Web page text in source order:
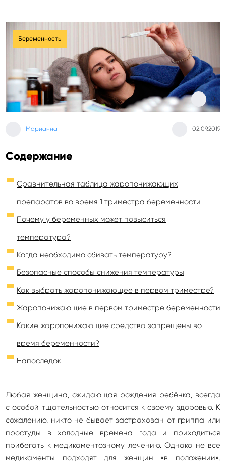
Беременность
Марианна 02.09.2019
0
Содержание
Сравнительная таблица жаропонижающих
препаратов во время 1 триместра беременности
Почему у беременных может повыситься
температура?
Когда необходимо сбивать температуру?
Безопасные способы снижения температуры
Как выбрать жаропонижающее в первом триместре?
Жаропонижающие в первом триместре беременности
Какие жаропонижающие средства запрещены во
время беременности?
Напоследок
Любая женщина, ожидающая рождения ребёнка, всегда
с особой тщательностью относится к своему здоровью. К
сожалению, никто не бывает застрахован от гриппа или
простуды в холодные времена года и приходиться
прибегать к медикаментозному лечению. Однако не все
медикаменты подходят для женщин «в положении».